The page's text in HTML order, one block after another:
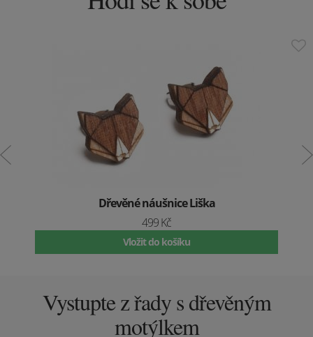
Dřevěné náušnice Liška
499 Kč
Vložit do košíku
Vystupte z řady s dřevěným
motýlkem